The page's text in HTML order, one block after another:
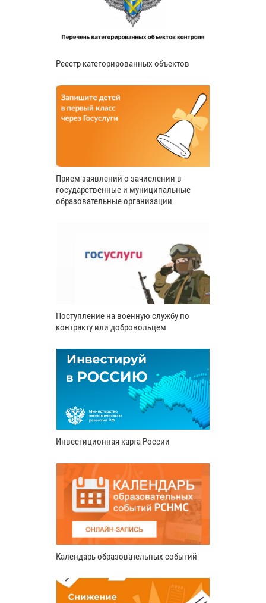
Реестр категорированных объектов
Прием заявлений о зачислении в
государственные и муниципальные
образовательные организации
Поступление на военную службу по
контракту или добровольцем
Инвестиционная карта России
Календарь образовательных событий